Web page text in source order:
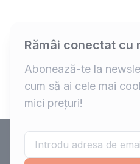
Rămâi conectat cu
Abonează-te la
cum să ai cele mai
mici prețuri!